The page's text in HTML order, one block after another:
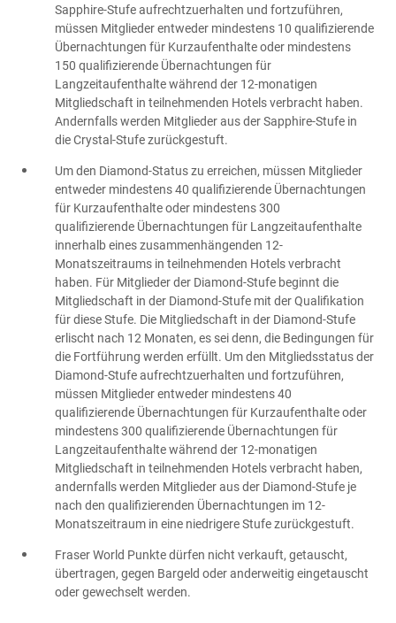
Sapphire-Stufe aufrechtzuerhalten und fortzuführen,
müssen Mitglieder entweder mindestens 10 qualifizierende
Übernachtungen für Kurzaufenthalte oder mindestens
150 qualifizierende Übernachtungen für
Langzeitaufenthalte während der 12-monatigen
Mitgliedschaft in teilnehmenden Hotels verbracht haben.
Andernfalls werden Mitglieder aus der Sapphire-Stufe in
die Crystal-Stufe zurückgestuft.
Um den Diamond-Status zu erreichen, müssen Mitglieder
entweder mindestens 40 qualifizierende Übernachtungen
für Kurzaufenthalte oder mindestens 300
qualifizierende Übernachtungen für Langzeitaufenthalte
innerhalb eines zusammenhängenden 12-
Monatszeitraums in teilnehmenden Hotels verbracht
haben. Für Mitglieder der Diamond-Stufe beginnt die
Mitgliedschaft in der Diamond-Stufe mit der Qualifikation
für diese Stufe. Die Mitgliedschaft in der Diamond-Stufe
erlischt nach 12 Monaten, es sei denn, die Bedingungen für
die Fortführung werden erfüllt. Um den Mitgliedsstatus der
Diamond-Stufe aufrechtzuerhalten und fortzuführen,
müssen Mitglieder entweder mindestens 40
qualifizierende Übernachtungen für Kurzaufenthalte oder
mindestens 300 qualifizierende Übernachtungen für
Langzeitaufenthalte während der 12-monatigen
Mitgliedschaft in teilnehmenden Hotels verbracht haben,
andernfalls werden Mitglieder aus der Diamond-Stufe je
nach den qualifizierenden Übernachtungen im 12-
Monatszeitraum in eine niedrigere Stufe zurückgestuft.
Fraser World Punkte dürfen nicht verkauft, getauscht,
übertragen, gegen Bargeld oder anderweitig eingetauscht
oder gewechselt werden.